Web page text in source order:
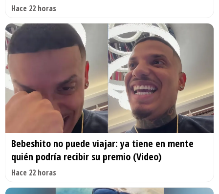
Hace 22 horas
Bebeshito no puede viajar: ya tiene en mente
quién podría recibir su premio (Video)
Hace 22 horas